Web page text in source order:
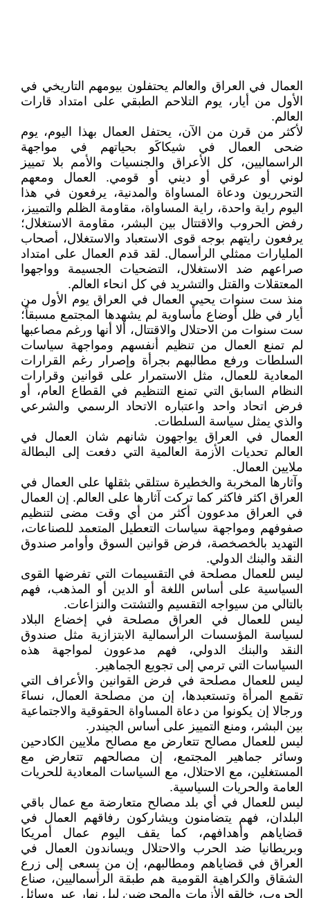
العمال في العراق والعالم يحتفلون بيومهم التاريخي في
الأول من أيار، يوم التلاحم الطبقي على امتداد قارات
العالم.
لأكثر من قرن من الآن، يحتفل العمال بهذا اليوم، يوم
ضحى العمال في شيكاكَو بحياتهم في مواجهة
الراسماليين، كل الأعراق والجنسيات والأمم بلا تمييز
لوني أو عرقي أو ديني أو قومي. العمال ومعهم
التحرريون ودعاة المساواة والمدنية، يرفعون في هذا
اليوم راية واحدة، راية المساواة، مقاومة الظلم والتمييز،
رفض الحروب والاقتتال بين البشر، مقاومة الاستغلال؛
يرفعون رايتهم بوجه قوى الاستعباد والاستغلال، أصحاب
المليارات ممثلي الرأسمال. لقد قدم العمال على امتداد
صراعهم ضد الاستغلال، التضحيات الجسيمة وواجهوا
المعتقلات والقتل والتشريد في كل انحاء العالم.
منذ ست سنوات يحيي العمال في العراق يوم الأول من
أيار في ظل أوضاع مأساوية لم يشهدها المجتمع مسبقاً؛
ست سنوات من الاحتلال والاقتتال، ألا أنها ورغم مصاعبها
لم تمنع العمال من تنظيم أنفسهم ومواجهة سياسات
السلطات ورفع مطالبهم بجرأة وإصرار رغم القرارات
المعادية للعمال، مثل الاستمرار على قوانين وقرارات
النظام السابق التي تمنع التنظيم في القطاع العام، أو
فرض اتحاد واحد واعتباره الاتحاد الرسمي والشرعي
والذي يمثل سياسة السلطات.
العمال في العراق يواجهون شانهم شان العمال في
العالم تحديات الأزمة العالمية التي دفعت إلى البطالة
ملايين العمال.
وآثارها المخربة والخطيرة ستلقي بثقلها على العمال في
العراق اكثر فاكثر كما تركت آثارها على العالم. إن العمال
في العراق مدعوون أكثر من أي وقت مضى لتنظيم
صفوفهم ومواجهة سياسات التعطيل المتعمد للصناعات،
التهديد بالخصخصة، فرض قوانين السوق وأوامر صندوق
النقد والبنك الدولي.
ليس للعمال مصلحة في التقسيمات التي تفرضها القوى
السياسية على أساس اللغة أو الدين أو المذهب، فهم
بالتالي من سيواجه التقسيم والتشتت والنزاعات.
ليس للعمال في العراق مصلحة في إخضاع البلاد
لسياسة المؤسسات الرأسمالية الابتزازية مثل صندوق
النقد والبنك الدولي، فهم مدعوون لمواجهة هذه
السياسات التي ترمي إلى تجويع الجماهير.
ليس للعمال مصلحة في فرض القوانين والأعراف التي
تقمع المرأة وتستعبدها، إن من مصلحة العمال، نساءَ
ورجالا إن يكونوا من دعاة المساواة الحقوقية والاجتماعية
بين البشر، ومنع التمييز على أساس الجيندر.
ليس للعمال مصالح تتعارض مع مصالح ملايين الكادحين
وسائر جماهير المجتمع، إن مصالحهم تتعارض مع
المستغلين، مع الاحتلال، مع السياسات المعادية للحريات
العامة والحريات السياسية.
ليس للعمال في أي بلد مصالح متعارضة مع عمال باقي
البلدان، فهم يتضامنون ويشاركون رفاقهم العمال في
قضاياهم وأهدافهم، كما يقف اليوم عمال أمريكا
وبريطانيا ضد الحرب والاحتلال ويساندون العمال في
العراق في قضاياهم ومطالبهم، إن من يسعى إلى زرع
الشقاق والكراهية القومية هم طبقة الرأسماليين، صناع
الحروب، خالقو الأزمات والمحرضين ليل نهار عبر وسائل